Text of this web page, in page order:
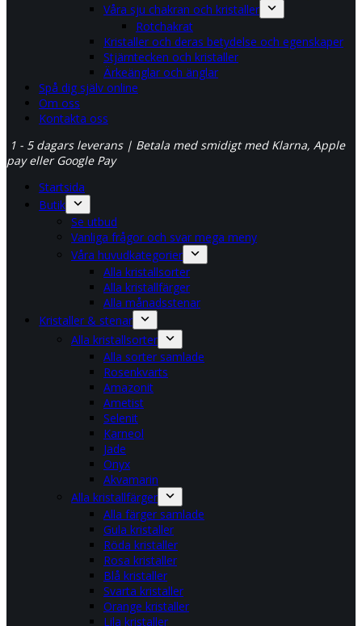
Våra sju chakran och kristaller
Rotchakrat
Kristaller och deras betydelse och egenskaper
Stjärntecken och kristaller
Ärkeänglar och änglar
Spå dig själv online
Om oss
Kontakta oss
1 - 5 dagars leverans | Betala med smidigt med Klarna, Apple
pay eller Google Pay
Startsida
Butik
Se utbud
Vanliga frågor och svar mega meny
Våra huvudkategorier
Alla kristallsorter
Alla kristallfärger
Alla månadsstenar
Kristaller & stenar
Alla kristallsorter
Alla sorter samlade
Rosenkvarts
Amazonit
Ametist
Selenit
Karneol
Jade
Onyx
Akvamarin
Alla kristallfärger
Alla färger samlade
Gula kristaller
Röda kristaller
Rosa kristaller
Blå kristaller
Svarta kristaller
Orange kristaller
Lila kristaller